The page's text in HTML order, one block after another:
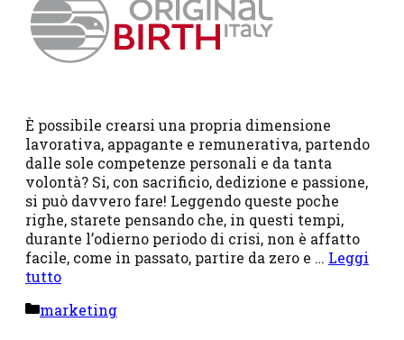
È possibile crearsi una propria dimensione
lavorativa, appagante e remunerativa, partendo
dalle sole competenze personali e da tanta
volontà? Si, con sacrificio, dedizione e passione,
si può davvero fare! Leggendo queste poche
righe, starete pensando che, in questi tempi,
durante l’odierno periodo di crisi, non è affatto
facile, come in passato, partire da zero e … Leggi
tutto
Categorie
marketing